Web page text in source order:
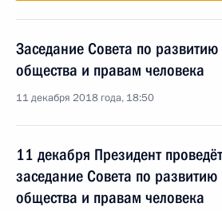
Заседание Совета по развитию
общества и правам человека
11 декабря 2018 года, 18:50
11 декабря Президент
заседание Совета по развитию
общества и правам человека